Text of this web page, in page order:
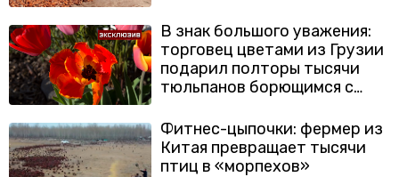
В знак большого уважения:
торговец цветами из Грузии
подарил полторы тысячи
тюльпанов борющимся с
Фитнес-цыпочки: фермер из
Китая превращает тысячи
птиц в «морпехов»